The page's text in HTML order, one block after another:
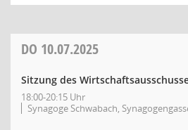
DO 10.07.2025
Sitzung des
18:00-20:15 Uhr
Synagoge Schwabach,